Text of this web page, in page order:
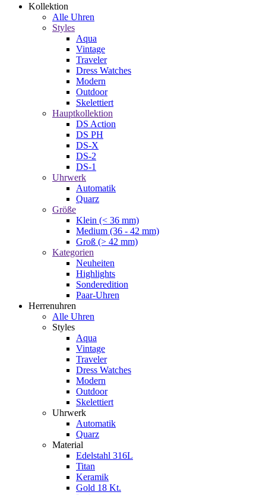
Kollektion
Alle Uhren
Styles
Aqua
Vintage
Traveler
Dress Watches
Modern
Outdoor
Skelettiert
Hauptkollektion
DS Action
DS PH
DS-X
DS-2
DS-1
Uhrwerk
Automatik
Quarz
Größe
Klein (< 36 mm)
Medium (36 - 42 mm)
Groß (> 42 mm)
Kategorien
Neuheiten
Highlights
Sonderedition
Paar-Uhren
Herrenuhren
Alle Uhren
Styles
Aqua
Vintage
Traveler
Dress Watches
Modern
Outdoor
Skelettiert
Uhrwerk
Automatik
Quarz
Material
Edelstahl 316L
Titan
Keramik
Gold 18 Kt.